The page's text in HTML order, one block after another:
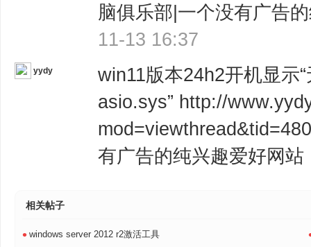
脑俱乐部|一个没有广告
11-13 16:37
yydy
win11版本24h2开机显示
asio.sys” http://
有广告的纯兴趣爱好网
相关帖子
• windows server 2012 r2激活工具